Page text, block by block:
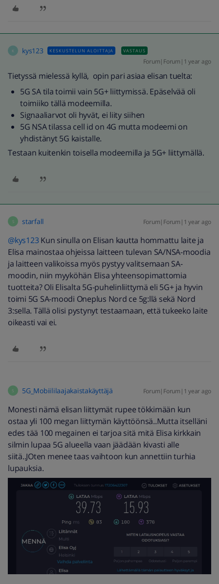
K kys123 KESKUSTELUN ALOITTAJA VASTAUS
Forum|Forum|1 year ago
Tietyssä mielessä kyllä, opin pari asiaa elisan tuelta:
5G SA tila toimii vain 5G+ liittymissä. Epäselvää oli
toimiiko tällä modeemilla.
Signaaliarvot oli hyvät, ei liity siihen
5G NSA tilassa cell id on 4G mutta modeemi on
yhdistänyt 5G kaistalle.
Testaan kuitenkin toisella modeemilla ja 5G+ liittymällä.
S starfall Forum|Forum|1 year ago
@kys123 Kun sinulla on Elisan kautta hommattu laite ja
Elisa mainostaa ohjeissa laitteen tulevan SA/NSA-moodia
ja laitteen valikoissa myös pystyy valitsemaan SA-
moodin, niin myyköhän Elisa yhteensopimattomia
tuotteita? Oli Elisalta 5G-puhelinliittymä eli 5G+ ja hyvin
toimi 5G SA-moodi Oneplus Nord ce 5g:llä sekä Nord
3:sella. Tällä olisi pystynyt testaamaan, että tukeeko laite
oikeasti vai ei.
5 5G_Mobiililaajakaistakäyttäjä Forum|Forum|1 year ago
Monesti nämä elisan liittymät rupee tökkimään kun
ostaa yli 100 megan liittymän käyttöönsä..Mutta itselläni
edes tää 100 megainen ei tarjoa sitä mitä Elisa kirkkain
silmin lupaa 5G alueella vaan jäädään kivasti alle
siitä..JOten menee taas vaihtoon kun annettiin turhia
lupauksia.